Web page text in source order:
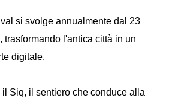
si svolge annualmente dal 23
trasformando l'antica città in un
digitale.
il Siq, il sentiero che conduce alla